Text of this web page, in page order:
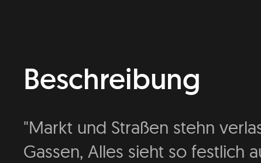
Beschreibung
"Markt und Straßen stehn
Gassen, Alles sieht so festlich